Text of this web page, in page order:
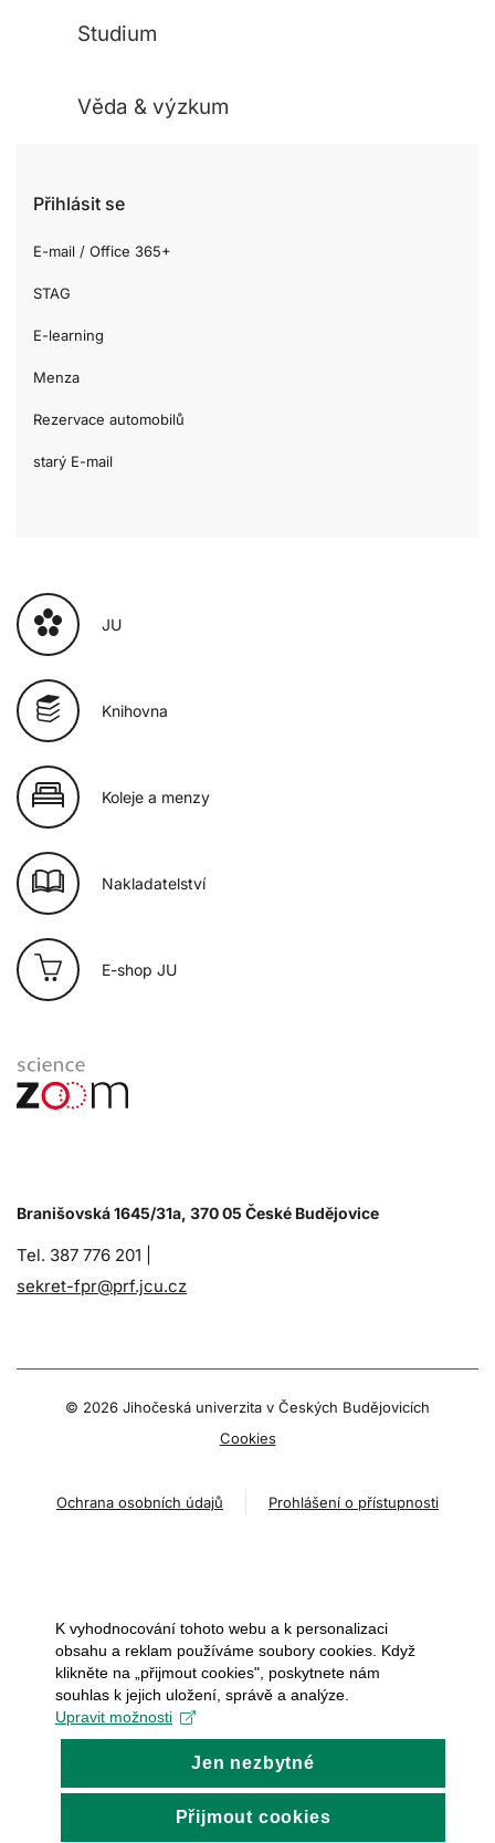
Studium
Věda & výzkum
Přihlásit se
E-mail / Office 365+
STAG
E-learning
Menza
Rezervace automobilů
starý E-mail
JU
Knihovna
Koleje a menzy
Nakladatelství
E-shop JU
Branišovská 1645/31a, 370 05 České Budějovice
Tel. 387 776 201 |
sekret-fpr@prf.jcu.cz
© 2026 Jihočeská univerzita v Českých Budějovicích
Cookies
Ochrana osobních údajů Prohlášení o přístupnosti
K vyhodnocování tohoto webu a k personalizaci
obsahu a reklam používáme soubory cookies. Když
klikněte na „přijmout cookies", poskytnete nám
souhlas k jejich uložení, správě a analýze.
Upravit možnosti
Jen nezbytné
Přijmout cookies